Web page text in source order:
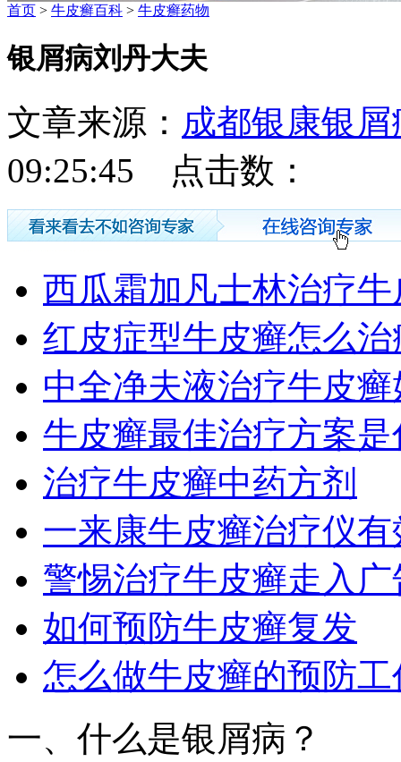
首页 > 牛皮癣百科 > 牛皮癣药物
银屑病刘丹大夫
文章来源： 成都银康银
09:25:45 点击数：
西瓜霜加凡士林治疗
红皮症型牛皮癣怎么
中全净夫液治疗牛皮癣
牛皮癣最佳治疗方案是
治疗牛皮癣中药方剂
一来康牛皮癣治疗仪
警惕治疗牛皮癣走入
如何预防牛皮癣复发
怎么做牛皮癣的预防工
一、什么是银屑病？